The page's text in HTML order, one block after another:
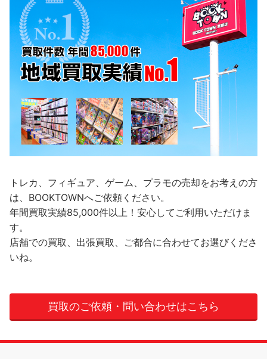
トレカ、フィギュア、ゲーム、プラモの売却をお考えの方
は、BOOKTOWNへご依頼ください。
年間買取実績85,000件以上！安心してご利用いただけま
す。
店舗での買取、出張買取、ご都合に合わせてお選びくださ
いね。
買取のご依頼・問い合わせはこちら